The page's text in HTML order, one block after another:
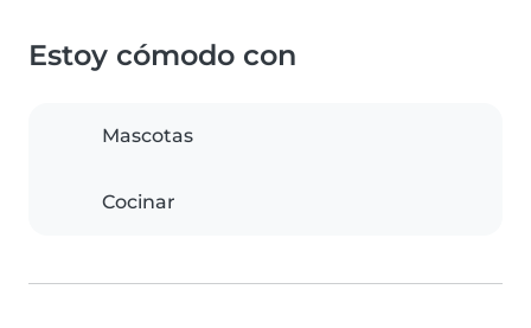
Estoy cómodo con
Mascotas
Cocinar